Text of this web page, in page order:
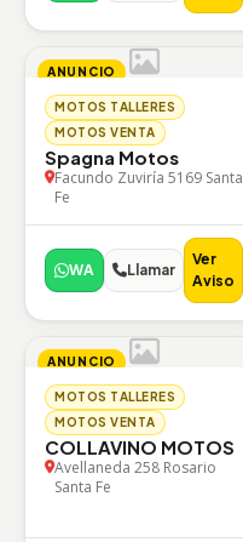
ANUNCIO
MOTOS TALLERES
MOTOS VENTA
Spagna Motos
Facundo Zuviría 5169 Santa
Fe
WA Llamar
Ver
Aviso
ANUNCIO
MOTOS TALLERES
MOTOS VENTA
COLLAVINO MOTOS
Avellaneda 258 Rosario
Santa Fe